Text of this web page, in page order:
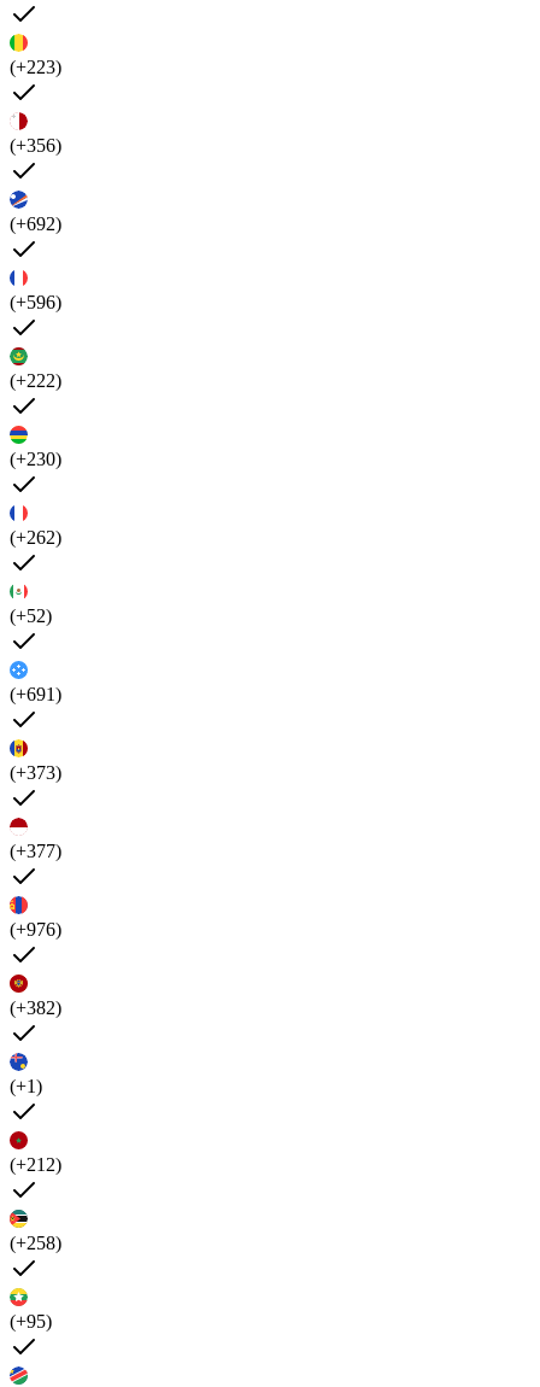
(+223)
(+356)
(+692)
(+596)
(+222)
(+230)
(+262)
(+52)
(+691)
(+373)
(+377)
(+976)
(+382)
(+1)
(+212)
(+258)
(+95)